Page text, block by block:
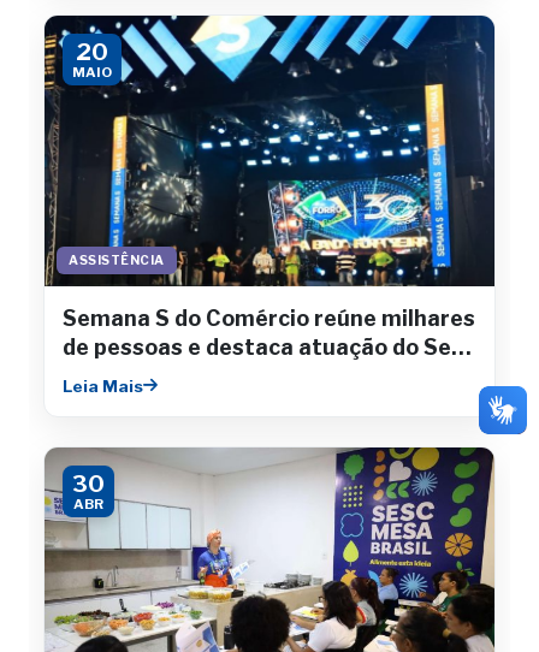
20
MAIO
ASSISTÊNCIA
Semana S do Comércio reúne milhares
de pessoas e destaca atuação do Sesc
Sergipe
Leia Mais
30
ABR